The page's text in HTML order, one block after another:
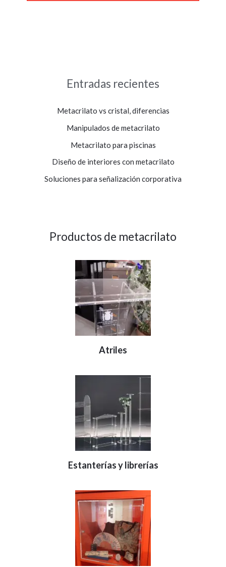
Entradas recientes
Metacrilato vs cristal, diferencias
Manipulados de metacrilato
Metacrilato para piscinas
Diseño de interiores con metacrilato
Soluciones para señalización corporativa
Productos de metacrilato
Atriles
Estanterías y librerías